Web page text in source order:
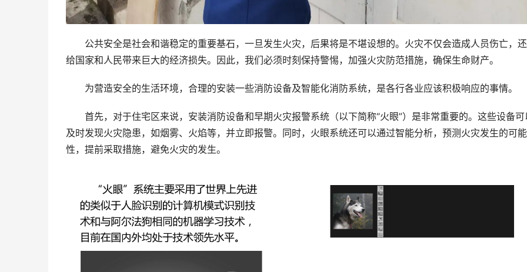
公共安全是社会和谐稳定的重要基石，一旦发生火灾，后果将是不堪设想的。火灾不仅会造成人员伤亡，
给国家和人民带来巨大的经济损失。因此，我们必须时刻保持警惕，加强火灾防范措施，确保生命财产。
为营造安全的生活环境，合理的安装一些消防设备及智能化消防系统，是各行各业应该积极响应的事情。
首先，对于住宅区来说，安装消防设备和早期火灾报警系统（以下简称“火眼”）是非常重要的。这些设备可
及时发现火灾隐患，如烟雾、火焰等，并立即报警。同时，火眼系统还可以通过智能分析，预测火灾发生的可能
性，提前采取措施，避免火灾的发生。